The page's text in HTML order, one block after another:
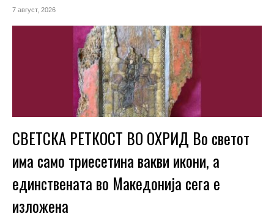
7 август, 2026
СВЕТСКА РЕТКОСТ ВО ОХРИД Во светот
има само триесетина вакви икони, а
единствената во Македонија сега е
изложена